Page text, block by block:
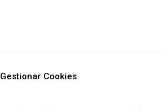
Gestionar Cookies